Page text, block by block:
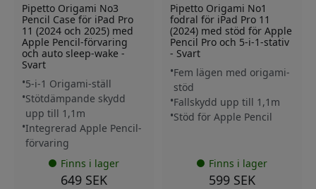
Pipetto Origami No3
Pencil Case för iPad Pro
11 (2024 och 2025) med
Apple Pencil-förvaring
och auto sleep-wake -
Svart
5-i-1 Origami-ställ
Stötdämpande skydd
upp till 1,1m
Integrerad Apple Pencil-
förvaring
Finns i lager
649 SEK
Pipetto Origami No1
fodral för iPad Pro 11
(2024) med stöd för Apple
Pencil Pro och 5-i-1-stativ
- Svart
Fem lägen med origami-
stöd
Fallskydd upp till 1,1m
Stöd för Apple Pencil
Finns i lager
599 SEK